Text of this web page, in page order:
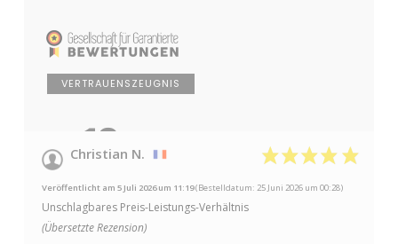
VERTRAUENSZEUGNIS
10/10
auf 1 Bewertung
Christian N.
Veröffentlicht am 5 Juli 2026 um 11:19(Bestelldatum: 25 Juni 2026 um 00:28)
Unschlagbares Preis-Leistungs-Verhältnis
(Übersetzte Rezension)